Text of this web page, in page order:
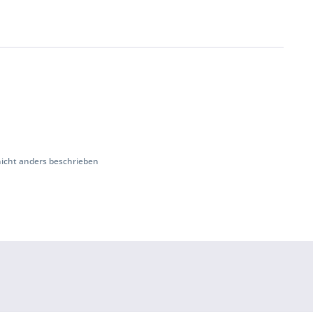
anders beschrieben